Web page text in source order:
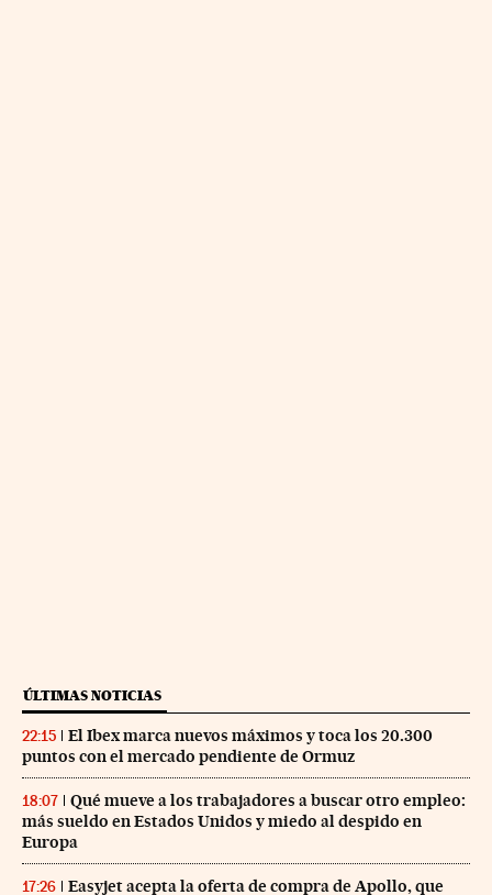
ÚLTIMAS NOTICIAS
22:15
El Ibex marca nuevos máximos y toca los 20.300
puntos con el mercado pendiente de Ormuz
18:07
Qué mueve a los trabajadores a buscar otro empleo:
más sueldo en Estados Unidos y miedo al despido en
Europa
17:26
Easyjet acepta la oferta de compra de Apollo, que